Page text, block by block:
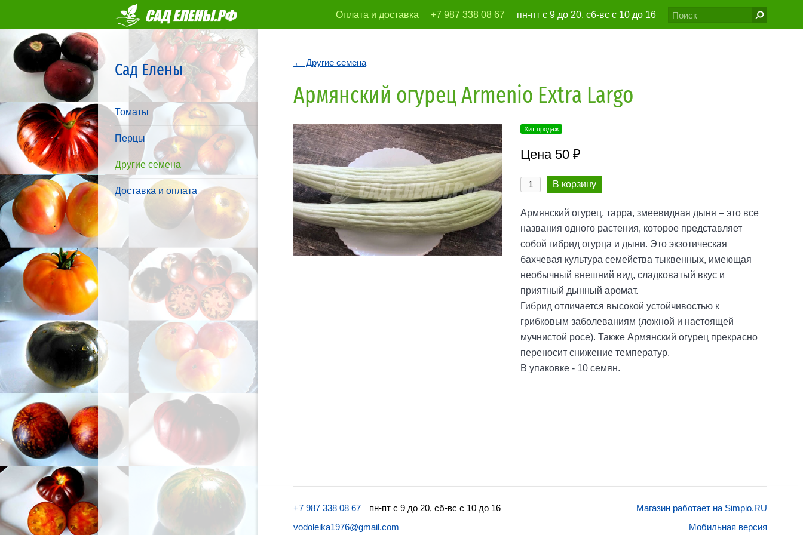
Оплата и доставка +7 987 338 08 67 пн-пт с 9 до 20, сб-вс с 10 до 16
Сад Елены
Томаты
Перцы
Другие семена
Доставка и оплата
Другие семена
Армянский огурец Armenio Extra Largo
Хит продаж
Цена 50 ₽
В корзину
Армянский огурец, тарра, змеевидная дыня – это все
названия одного растения, которое представляет
собой гибрид огурца и дыни. Это экзотическая
бахчевая культура семейства тыквенных, имеющая
необычный внешний вид, сладковатый вкус и
приятный дынный аромат.
Гибрид отличается высокой устойчивостью к
грибковым заболеваниям (ложной и настоящей
мучнистой росе). Также Армянский огурец прекрасно
переносит снижение температур.
В упаковке - 10 семян.
+7 987 338 08 67
пн-пт с 9 до 20, сб-вс с 10 до 16
vodoleika1976@gmail.com
Магазин работает на Simpio.RU
Мобильная версия